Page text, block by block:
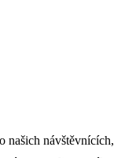
našich návštěvnících,